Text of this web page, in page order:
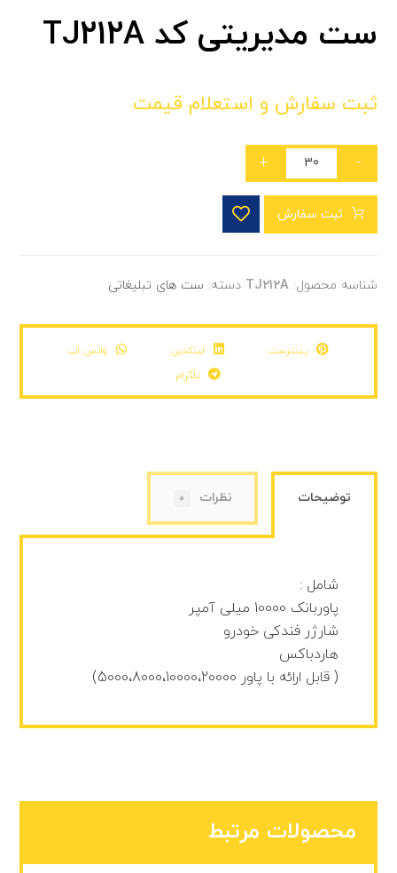
ست مدیریتی کد TJ212A
ثبت سفارش و استعلام قیمت
-
+
ثبت سفارش
شناسه محصول:TJ212A دسته: ست های تبلیغاتی
پینترست لینکدین
واتس اپ
تلگرام
توضیحات نظرات 0
شامل :
پاوربانک 10000 میلی آمپر
شارژر فندکی خودرو
هاردباکس
( قابل ارائه با پاور 5000،8000،10000،20000)
محصولات مرتبط